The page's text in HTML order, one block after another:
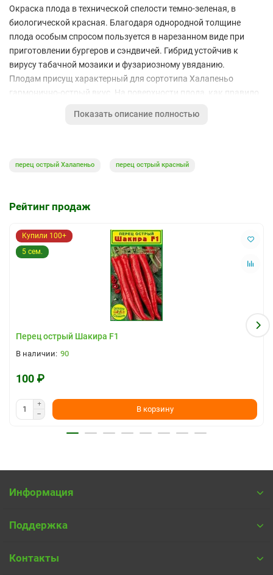
Окраска плода в технической спелости темно-зеленая, в
биологической красная. Благодаря однородной толщине
плода особым спросом пользуется в нарезанном виде при
приготовлении бургеров и сэндвичей. Гибрид устойчив к
вирусу табачной мозаики и фузариозному увяданию.
Плодам присущ характерный для сортотипа Халапеньо
гармонично-острый вкус. На поверхности плода, как правило,
большим количеством микротрещин придает блюдам более
Полностью созревшие плоды, более острые, но считаются
Показать описание полностью
перец острый Халапеньо перец острый красный
Рейтинг продаж
Купили 100+
5 сем.
Перец острый Шакира F1
90
100 ₽
В корзину
Информация
Поддержка
Контакты